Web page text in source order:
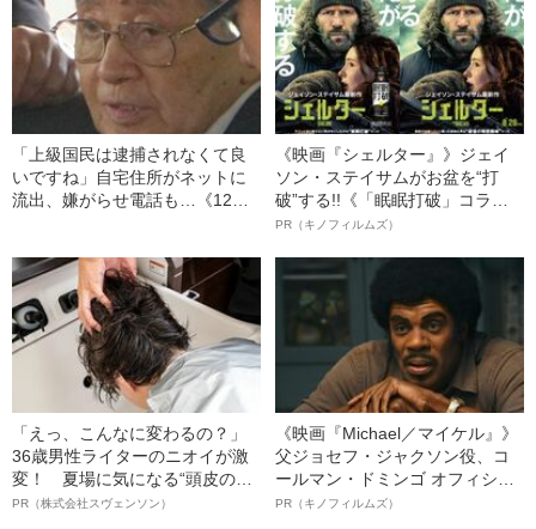
「上級国民は逮捕されなくて良
いですね」自宅住所がネットに
流出、嫌がらせ電話も…《12人
への暴力」
《映画『シェルター』》ジェイ
ソン・ステイサムがお盆を“打
破”する!!《「眠眠打破」コラ
ボ》
PR（キノフィルムズ）
「えっ、こんなに変わるの？」
36歳男性ライターのニオイが激
変！ 夏場に気になる“頭皮のニ
オイ”や“ベタつき”を解消す
PR（株式会社スヴェンソン）
《映画『Michael／マイケル』》
父ジョセフ・ジャクソン役、コ
ールマン・ドミンゴ オフィシャ
ルインタビュー“観客を魅了した
PR（キノフィルムズ）